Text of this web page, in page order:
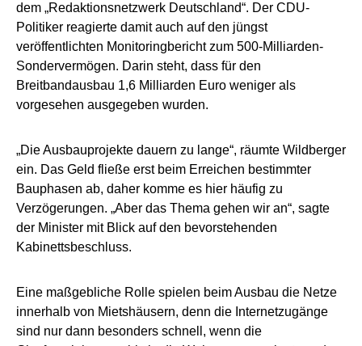
dem „Redaktionsnetzwerk Deutschland“. Der CDU-
Politiker reagierte damit auch auf den jüngst
veröffentlichten Monitoringbericht zum 500-Milliarden-
Sondervermögen. Darin steht, dass für den
Breitbandausbau 1,6 Milliarden Euro weniger als
vorgesehen ausgegeben wurden.
„Die Ausbauprojekte dauern zu lange“, räumte Wildberger
ein. Das Geld fließe erst beim Erreichen bestimmter
Bauphasen ab, daher komme es hier häufig zu
Verzögerungen. „Aber das Thema gehen wir an“, sagte
der Minister mit Blick auf den bevorstehenden
Kabinettsbeschluss.
Eine maßgebliche Rolle spielen beim Ausbau die Netze
innerhalb von Mietshäusern, denn die Internetzugänge
sind nur dann besonders schnell, wenn die